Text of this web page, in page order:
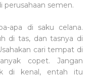
perusahaan semen.
apa di saku celana.
di tas, dan tasnya di
cari tempat di
copet. Jangan
di kenal, entah itu